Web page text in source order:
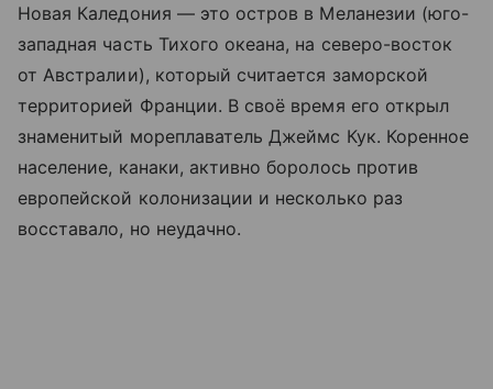
Новая Каледония — это остров в Меланезии (юго-
западная часть Тихого океана, на северо-восток
от Австралии), который считается заморской
территорией Франции. В своё время его открыл
знаменитый мореплаватель Джеймс Кук. Коренное
население, канаки, активно боролось против
европейской колонизации и несколько раз
восставало, но неудачно.